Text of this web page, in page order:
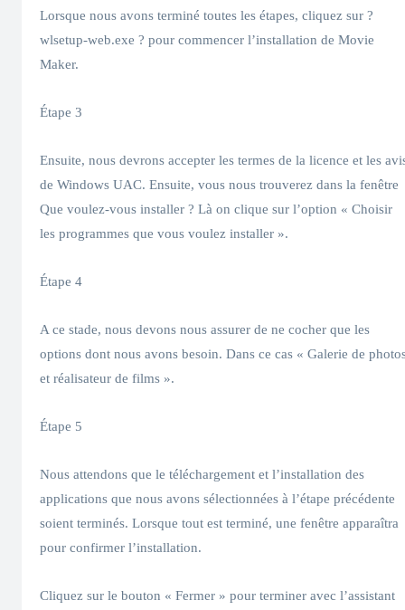
Lorsque nous avons terminé toutes les étapes, cliquez sur ?
wlsetup-web.exe ? pour commencer l’installation de Movie
Maker.
Étape 3
Ensuite, nous devrons accepter les termes de la licence et les
de Windows UAC. Ensuite, vous nous trouverez dans la fenêtre
Que voulez-vous installer ? Là on clique sur l’option « Choisir
les programmes que vous voulez installer ».
Étape 4
A ce stade, nous devons nous assurer de ne cocher que les
options dont nous avons besoin. Dans ce cas « Galerie de
et réalisateur de films ».
Étape 5
Nous attendons que le téléchargement et l’installation des
applications que nous avons sélectionnées à l’étape précédente
soient terminés. Lorsque tout est terminé, une fenêtre apparaîtra
pour confirmer l’installation.
Cliquez sur le bouton « Fermer » pour terminer avec l’assistant